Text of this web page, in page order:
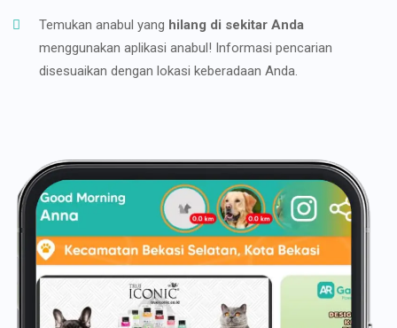
Temukan anabul yang hilang di sekitar Anda
menggunakan aplikasi anabul! Informasi pencarian
disesuaikan dengan lokasi keberadaan Anda.